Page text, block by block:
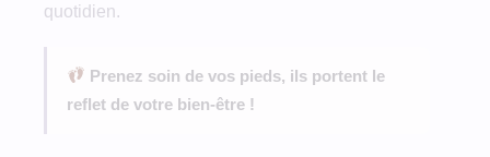
quotidien.
Prenez soin de vos pieds, ils portent le
reflet de votre bien-être !